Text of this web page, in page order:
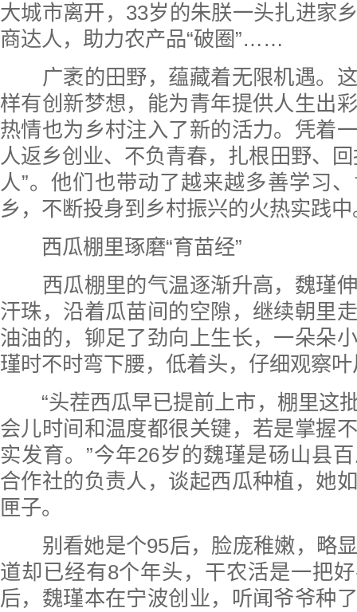
大城市离开，33岁的朱朕一头扎进家
商达人，助力农产品“破圈”……
广袤的田野，蕴藏着无限机遇。这
样有创新梦想，能为青年提供人生出
热情也为乡村注入了新的活力。凭着
人返乡创业、不负青春，扎根田野、
人”。他们也带动了越来越多善学习
乡，不断投身到乡村振兴的火热实践中
西瓜棚里琢磨“育苗经”
西瓜棚里的气温逐渐升高，魏瑾伸
汗珠，沿着瓜苗间的空隙，继续朝里
油油的，铆足了劲向上生长，一朵朵
瑾时不时弯下腰，低着头，仔细观察
“头茬西瓜早已提前上市，棚里这
会儿时间和温度都很关键，若是掌握
实发育。”今年26岁的魏瑾是砀山县
合作社的负责人，谈起西瓜种植，她
匣子。
别看她是个95后，脸庞稚嫩，略显
道却已经有8个年头，干农活是一把
后，魏瑾本在宁波创业，听闻爷爷种